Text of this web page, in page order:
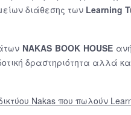
διάθεσης των Learning
NAKAS BOOK HOUSE
δραστηριότητα αλλά
Nakas που πωλούν